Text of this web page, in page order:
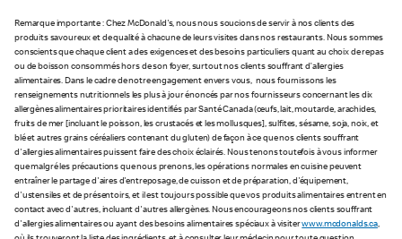
Remarque importante : Chez McDonald's, nous nous soucions de servir à nos clients des
produits savoureux et de qualité à chacune de leurs visites dans nos restaurants. Nous sommes
conscients que chaque client a des exigences et des besoins particuliers quant au choix de repas
ou de boisson consommés hors de son foyer, surtout nos clients souffrant d’allergies
alimentaires. Dans le cadre de notre engagement envers vous, nous fournissons les
renseignements nutritionnels les plus à jour énoncés par nos fournisseurs concernant les dix
allergènes alimentaires prioritaires identifiés par Santé Canada (œufs, lait, moutarde, arachides,
fruits de mer [incluant le poisson, les crustacés et les mollusques], sulfites, sésame, soja, noix, et
blé et autres grains céréaliers contenant du gluten) de façon à ce que nos clients souffrant
d'allergies alimentaires puissent faire des choix éclairés. Nous tenons toutefois à vous informer
que malgré les précautions que nous prenons, les opérations normales en cuisine peuvent
entraîner le partage d'aires d'entreposage, de cuisson et de préparation, d'équipement,
d'ustensiles et de présentoirs, et il est toujours possible que vos produits alimentaires entrent en
contact avec d'autres, incluant d'autres allergènes. Nous encourageons nos clients souffrant
d'allergies alimentaires ou ayant des besoins alimentaires spéciaux à visiterwww.mcdonalds.ca,